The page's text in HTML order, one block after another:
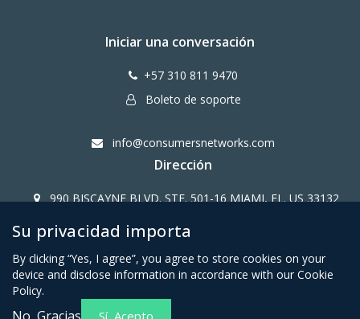
Iniciar una conversación
+57 310 811 9470
Boleto de soporte
info@consumersnetworks.com
Dirección
990 BISCAYNE BLVD. STE. 501-16 MIAMI, FL. US 33132
Copy Right CONSUMERS NETWORK@2024
Su privacidad importa
By clicking “Yes, I agree”, you agree to store cookies on your
device and disclose information in accordance with our Cookie
Policy.
Sí, Acepto